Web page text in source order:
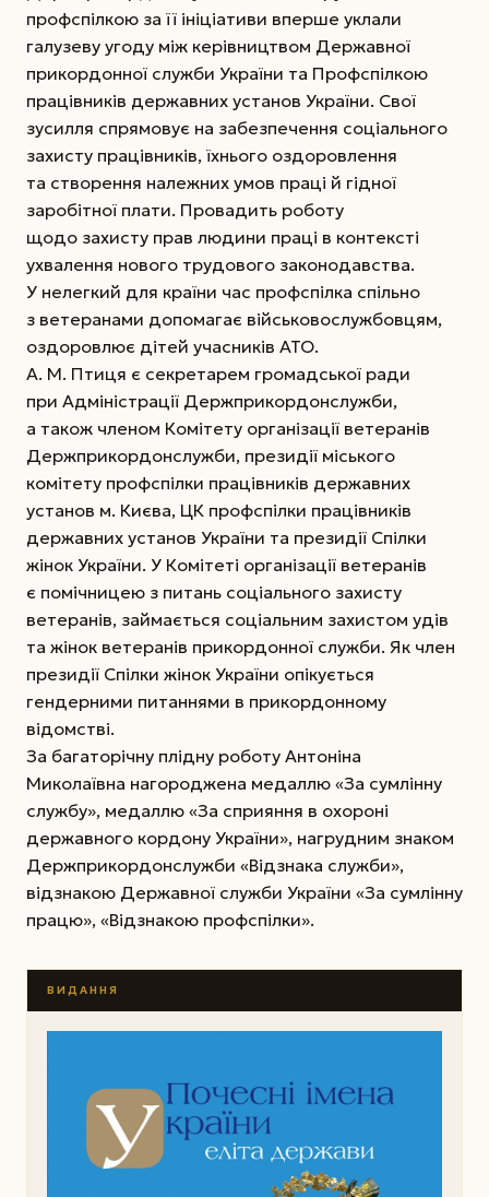
профспілкою за її ініціативи вперше уклали
галузеву угоду між керівництвом Державної
прикордонної служби України та Профспілкою
працівників державних установ України. Свої
зусилля спрямовує на забезпечення соціального
захисту працівників, їхнього оздоровлення
та створення належних умов праці й гідної
заробітної плати. Провадить роботу
щодо захисту прав людини праці в контексті
ухвалення нового трудового законодавства.
У нелегкий для країни час профспілка спільно
з ветеранами допомагає військовослужбовцям,
оздоровлює дітей учасників АТО.
А. М. Птиця є секретарем громадської ради
при Адміністрації Держприкордонслужби,
а також членом Комітету організації ветеранів
Держ­прикордонслужби, президії міського
комітету профспілки працівників державних
установ м. Києва, ЦК профспілки працівників
державних установ України та президії Спілки
жінок України. У Комітеті організації ветеранів
є помічницею з питань соціального захисту
ветеранів, займається соціальним захистом удів
та жінок ветеранів прикордонної служби. Як член
президії Спілки жінок України опікується
гендерними питаннями в прикордонному
відомстві.
За багаторічну плідну роботу Антоніна
Миколаївна нагороджена медаллю «За сумлінну
службу», медаллю «За сприяння в охороні
державного кордону України», нагрудним знаком
Держприкордонслужби «Відзнака служби»,
відзнакою Державної служби України «За сумлінну
працю», «Відзнакою профспілки».
ВИДАННЯ